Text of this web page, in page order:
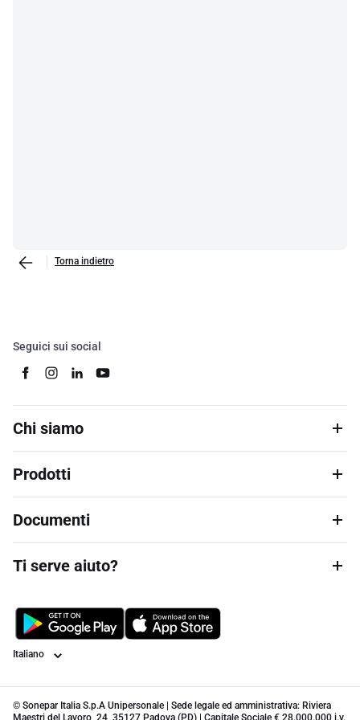
Torna indietro
Seguici sui social
Chi siamo
Prodotti
Documenti
Ti serve aiuto?
Lingua
© Sonepar Italia S.p.A Unipersonale | Sede legale ed amministrativa: Riviera
Maestri del Lavoro, 24, 35127 Padova (PD) | Capitale Sociale € 28.000.000 i.v.